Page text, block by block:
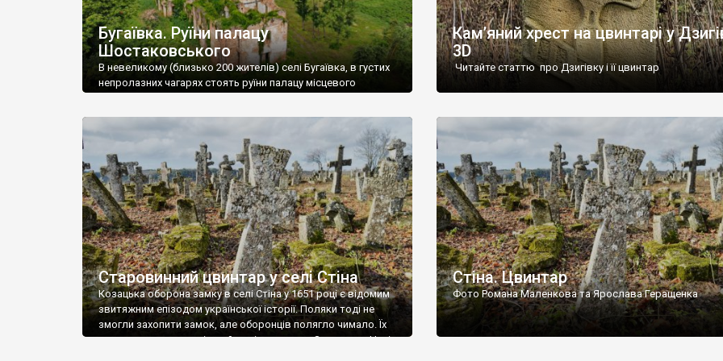
Бугаївка. Руїни палацу
Шостаковського
В невеликому (близько 200 жителів) селі Бугаївка, в густих
непролазних чагарях стоять руїни палацу місцевого
потім клуб, ще пізніше – гуртожиток. У 60-х роках минулого
століття тут розмістили туберкульозну лікарню. Коли із
палацу виїхала лікарня – ми точно не […]
Кам’яний хрест на цвинтарі у
3D
Читайте статтю про Дзигівку і її цвинтар
Старовинний цвинтар у селі Стіна
Козацька оборона замку в селі Стіна у 1651 році є відомим
звитяжним епізодом української історії. Поляки тоді не
змогли захопити замок, але оборонців полягло чимало. Їх
поховали на цвинтарі, який тоді називався Замковим. Нині
Стіна. Цвинтар
Фото Романа Маленкова та Ярослава Геращенка